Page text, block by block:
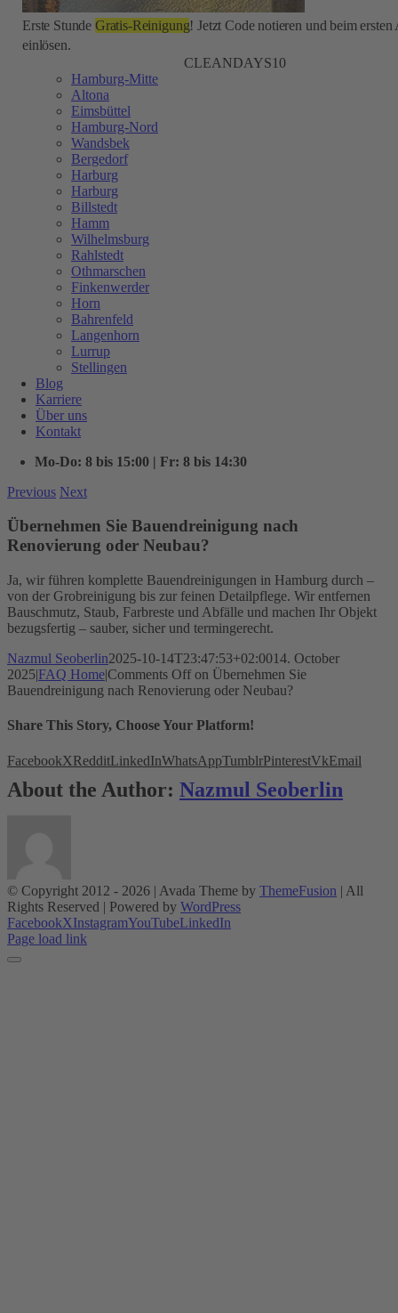
Erste Stunde Gratis-Reinigung! Jetzt Code notieren und beim ersten
einlösen.
CLEANDAYS10
Hamburg-Mitte
Altona
Eimsbüttel
Hamburg-Nord
Wandsbek
Bergedorf
Harburg
Harburg
Billstedt
Hamm
Wilhelmsburg
Rahlstedt
Othmarschen
Finkenwerder
Horn
Bahrenfeld
Langenhorn
Lurrup
Stellingen
Blog
Karriere
Über uns
Kontakt
Mo-Do: 8 bis 15:00 | Fr: 8 bis 14:30
Previous Next
Übernehmen Sie Bauendreinigung nach
Renovierung oder Neubau?
Ja, wir führen komplette Bauendreinigungen in Hamburg durch –
von der Grobreinigung bis zur feinen Detailpflege. Wir entfernen
Bauschmutz, Staub, Farbreste und Abfälle und machen Ihr Objekt
bezugsfertig – sauber, sicher und termingerecht.
Nazmul Seoberlin2025-10-14T23:47:53+02:0014. October
2025|FAQ Home|Comments Off on Übernehmen Sie
Bauendreinigung nach Renovierung oder Neubau?
Share This Story, Choose Your Platform!
FacebookXRedditLinkedInWhatsAppTumblrPinterestVkEmail
About the Author: Nazmul Seoberlin
© Copyright 2012 - 2026 | Avada Theme by ThemeFusion | All
Rights Reserved | Powered by WordPress
FacebookXInstagramYouTubeLinkedIn
Page load link